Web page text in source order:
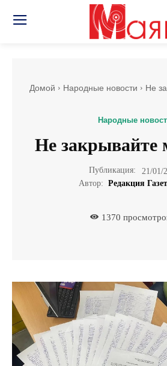
Домой Народные новости Не
Народные
Не закрывайте
Публикация:
21/01/
Автор: Редакция
1370